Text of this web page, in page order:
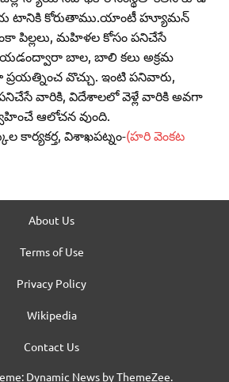
టానికి కోరుతాము.యాంటీ హ్యూమన్‌
పిల్లలు, మహిళల కోసం పనిచేసే
బాల, బాలి కలు అక్రమ
వొచ్చు. ఇంటి పనివారు,
వారికి, విదేశాలలో వెళ్లే వారికి అవగా
ఆలోచన వుంది.
కార్యకర్త, విశాఖపట్నం-(హరి వెంకట
About Us
Terms of Use
Privacy Policy
Wikipedia
Contact Us
Dynamic News by ThemeZee.